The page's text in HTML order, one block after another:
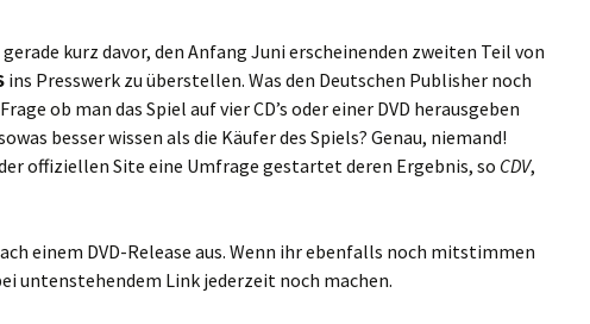
kurz davor, den Anfang Juni erscheinenden zweiten Teil von
ins Presswerk zu überstellen. Was den Deutschen Publisher noch
ob man das Spiel auf vier CD’s oder einer DVD herausgeben
besser wissen als die Käufer des Spiels? Genau, niemand!
offiziellen Site eine Umfrage gestartet deren Ergebnis, so CDV,
einem DVD-Release aus. Wenn ihr ebenfalls noch mitstimmen
untenstehendem Link jederzeit noch machen.